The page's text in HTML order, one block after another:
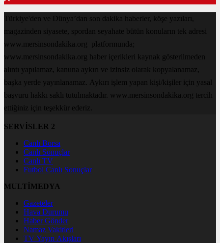
Türkiye'den ve Dünya’dan son dakika haberler, köşe yazıları,
magazinden siyasete, spordan seyahate bütün konuların tek adresi
www.mersinsondakika.org platformunda;
www.mersinsondakika.org haber içerikleri kaynak gösterilmeden
alıntı yapılamaz, kanuna aykırı ve izinsiz olarak kopyalanamaz,
başka yerde yayınlanamaz. Aykırı işlem yapan kişi/kişiler için yasal
başvuru hakkı saklı tutulmaktadır. www.mersinsondakika.org tercih
ettiğiniz için teşekkür ederiz.
SERVİSLER 2
Canlı Borsa
Canlı Sonuçlar
Canlı TV
Futbol Canlı Sonuçlar
MULTİMEDYA
Gazeteler
Hava Durumu
Haber Gönder
Namaz Vakitleri
TV Yayın Akışları